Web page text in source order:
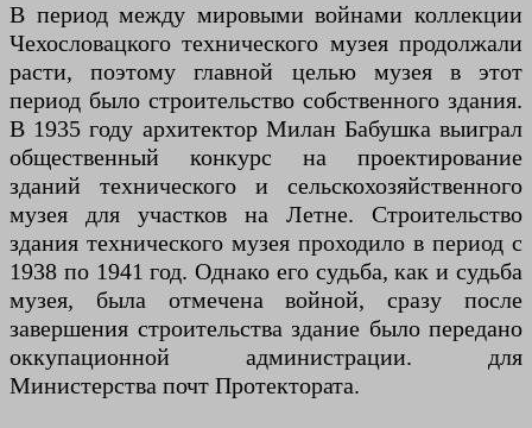
В период между мировыми войнами коллекции
Чехословацкого технического музея продолжали
расти, поэтому главной целью музея в этот
период было строительство собственного здания.
В 1935 году архитектор Милан Бабушка выиграл
общественный конкурс на проектирование
зданий технического и сельскохозяйственного
музея для участков на Летне. Строительство
здания технического музея проходило в период с
1938 по 1941 год. Однако его судьба, как и судьба
музея, была отмечена войной, сразу после
завершения строительства здание было передано
оккупационной администрации. для
Министерства почт Протектората.